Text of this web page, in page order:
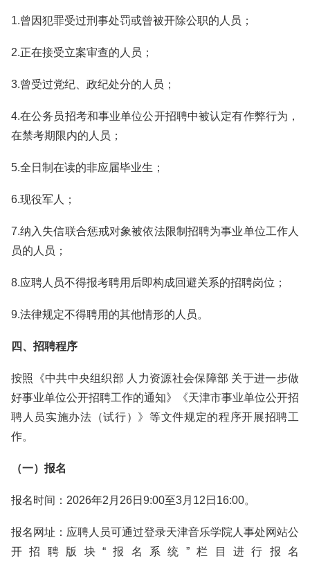
1.曾因犯罪受过刑事处罚或曾被开除公职的人员；
2.正在接受立案审查的人员；
3.曾受过党纪、政纪处分的人员；
4.在公务员招考和事业单位公开招聘中被认定有作弊行为，
在禁考期限内的人员；
5.全日制在读的非应届毕业生；
6.现役军人；
7.纳入失信联合惩戒对象被依法限制招聘为事业单位工作人
员的人员；
8.应聘人员不得报考聘用后即构成回避关系的招聘岗位；
9.法律规定不得聘用的其他情形的人员。
四、招聘程序
按照《中共中央组织部 人力资源社会保障部 关于进一步做
好事业单位公开招聘工作的通知》《天津市事业单位公开招
聘人员实施办法（试行）》等文件规定的程序开展招聘工
作。
（一）报名
报名时间：2026年2月26日9:00至3月12日16:00。
报名网址：应聘人员可通过登录天津音乐学院人事处网站公
开招聘版块“报名系统”栏目进行报名